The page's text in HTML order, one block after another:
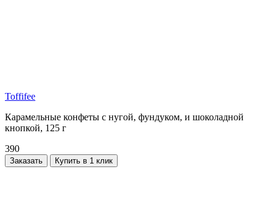
Toffifee
Карамельные конфеты с нугой, фундуком, и шоколадной
кнопкой, 125 г
390
Заказать Купить в 1 клик